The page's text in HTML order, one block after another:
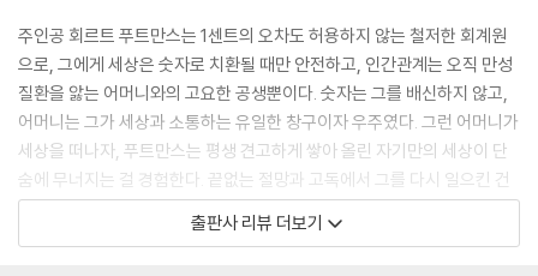
헤르트는 버스에서 내리기는 했지만, 사진은 찍지 않았다.
‘누가 이걸 본다고?’
헤르트는 사진을 찍는 무리와 거리를 두기 위해 한참을 걸어 나갔다. 그래
야만 조용히 풍경을 감상할 수 있을 것 같았다.
--- p.149
잠시 후, 헤르트는 텅 빈 거리와 조용한 부두를 따라 미니어처 같은 도시를
걷고 있었다. 레오 말로는 지금은 노르웨이의 관광 비수기라는데, 호텔의
주인공 회르트 푸트만스는 1센트의 오차도 허용하지 않는 철저한 회계원
으로, 그에게 세상은 숫자로 치환될 때만 안전하고, 인간관계는 오직 만성
질환을 앓는 어머니와의 고요한 공생뿐이다. 숫자는 그를 배신하지 않고,
어머니는 그가 세상과 소통하는 유일한 창구이자 우주였다. 그런 어머니가
세상을 떠나자, 푸트만스는 평생 견고하게 쌓아 올린 자기만의 세상이 단
숨에 무너지는 걸 경험한다. 끝없는 절망과 고독에서 그를 다시 일으킨 건
임종 전 어머니가 남긴 마지막 유언이었다. “너 자신을 위해 멋진 여행을
출판사 리뷰 더보기